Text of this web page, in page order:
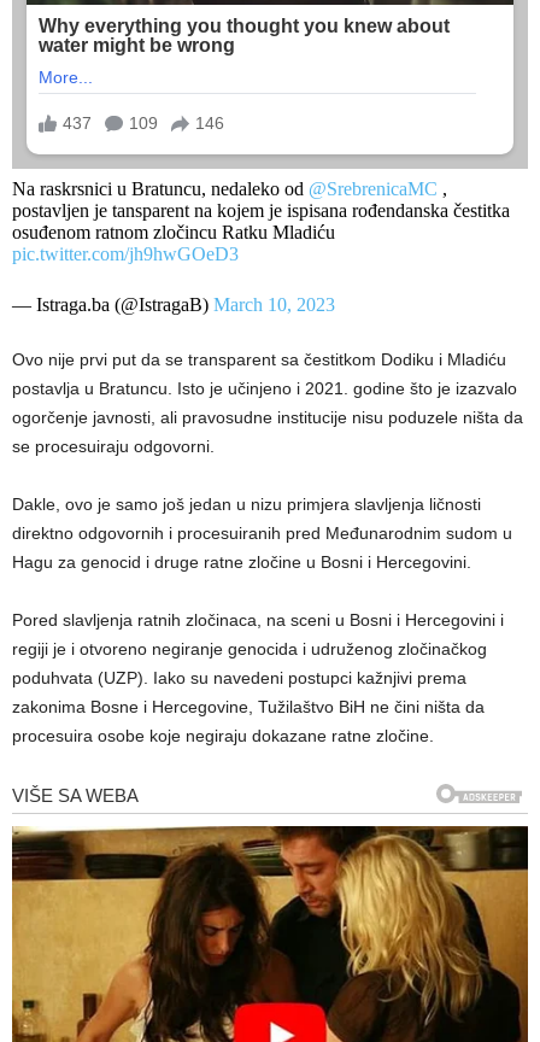
Na raskrsnici u Bratuncu, nedaleko od @SrebrenicaMC ,
postavljen je tansparent na kojem je ispisana rođendanska čestitka
osuđenom ratnom zločincu Ratku Mladiću
pic.twitter.com/jh9hwGOeD3
— Istraga.ba (@IstragaB) March 10, 2023
Ovo nije prvi put da se transparent sa čestitkom Dodiku i Mladiću
postavlja u Bratuncu. Isto je učinjeno i 2021. godine što je izazvalo
ogorčenje javnosti, ali pravosudne institucije nisu poduzele ništa da
se procesuiraju odgovorni.
Dakle, ovo je samo još jedan u nizu primjera slavljenja ličnosti
direktno odgovornih i procesuiranih pred Međunarodnim sudom u
Hagu za genocid i druge ratne zločine u Bosni i Hercegovini.
Pored slavljenja ratnih zločinaca, na sceni u Bosni i Hercegovini i
regiji je i otvoreno negiranje genocida i udruženog zločinačkog
poduhvata (UZP). Iako su navedeni postupci kažnjivi prema
zakonima Bosne i Hercegovine, Tužilaštvo BiH ne čini ništa da
procesuira osobe koje negiraju dokazane ratne zločine.